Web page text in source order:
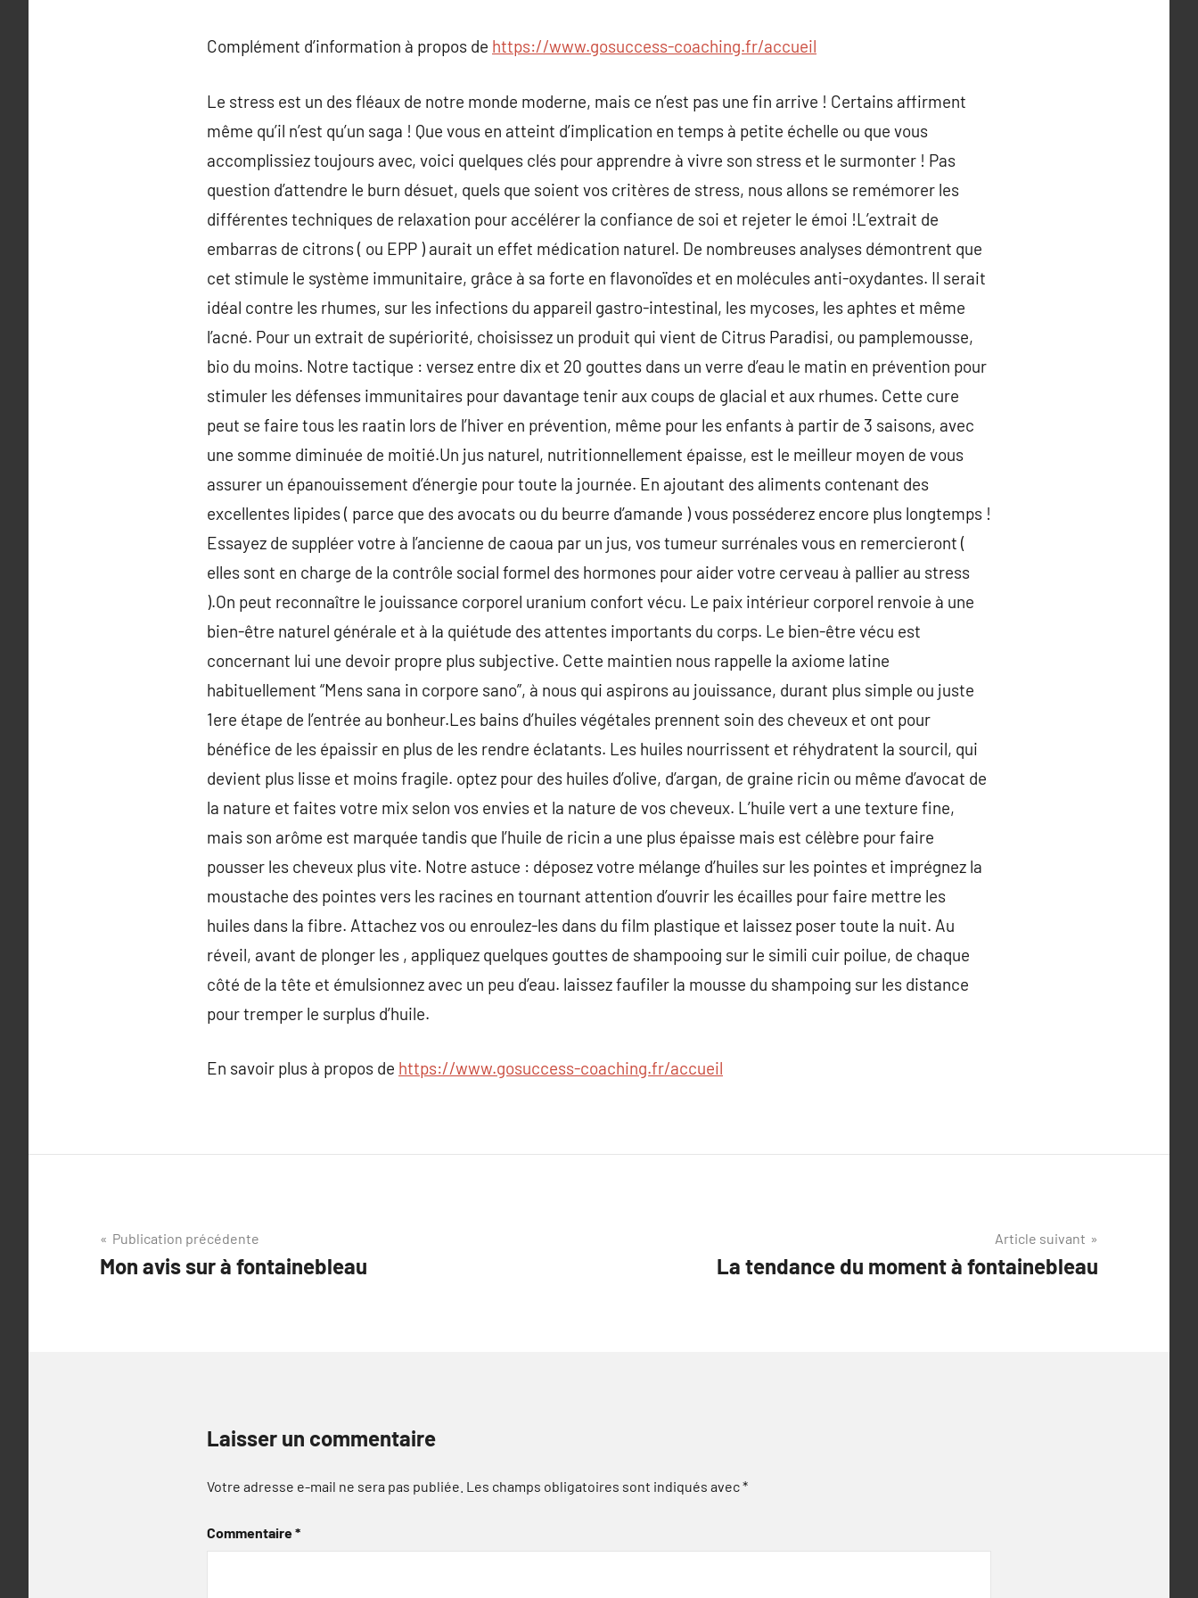
Complément d’information à propos de https://www.gosuccess-coaching.fr/accueil
Le stress est un des fléaux de notre monde moderne, mais ce n’est pas une fin arrive ! Certains affirment
même qu’il n’est qu’un saga ! Que vous en atteint d’implication en temps à petite échelle ou que vous
accomplissiez toujours avec, voici quelques clés pour apprendre à vivre son stress et le surmonter ! Pas
question d’attendre le burn désuet, quels que soient vos critères de stress, nous allons se remémorer les
différentes techniques de relaxation pour accélérer la confiance de soi et rejeter le émoi !L’extrait de
embarras de citrons ( ou EPP ) aurait un effet médication naturel. De nombreuses analyses démontrent que
cet stimule le système immunitaire, grâce à sa forte en flavonoïdes et en molécules anti-oxydantes. Il serait
idéal contre les rhumes, sur les infections du appareil gastro-intestinal, les mycoses, les aphtes et même
l’acné. Pour un extrait de supériorité, choisissez un produit qui vient de Citrus Paradisi, ou pamplemousse,
bio du moins. Notre tactique : versez entre dix et 20 gouttes dans un verre d’eau le matin en prévention pour
stimuler les défenses immunitaires pour davantage tenir aux coups de glacial et aux rhumes. Cette cure
peut se faire tous les raatin lors de l’hiver en prévention, même pour les enfants à partir de 3 saisons, avec
une somme diminuée de moitié.Un jus naturel, nutritionnellement épaisse, est le meilleur moyen de vous
assurer un épanouissement d’énergie pour toute la journée. En ajoutant des aliments contenant des
excellentes lipides ( parce que des avocats ou du beurre d’amande ) vous posséderez encore plus longtemps !
Essayez de suppléer votre à l’ancienne de caoua par un jus, vos tumeur surrénales vous en remercieront (
elles sont en charge de la contrôle social formel des hormones pour aider votre cerveau à pallier au stress
).On peut reconnaître le jouissance corporel uranium confort vécu. Le paix intérieur corporel renvoie à une
bien-être naturel générale et à la quiétude des attentes importants du corps. Le bien-être vécu est
concernant lui une devoir propre plus subjective. Cette maintien nous rappelle la axiome latine
habituellement “Mens sana in corpore sano”, à nous qui aspirons au jouissance, durant plus simple ou juste
1ere étape de l’entrée au bonheur.Les bains d’huiles végétales prennent soin des cheveux et ont pour
bénéfice de les épaissir en plus de les rendre éclatants. Les huiles nourrissent et réhydratent la sourcil, qui
devient plus lisse et moins fragile. optez pour des huiles d’olive, d’argan, de graine ricin ou même d’avocat de
la nature et faites votre mix selon vos envies et la nature de vos cheveux. L’huile vert a une texture fine,
mais son arôme est marquée tandis que l’huile de ricin a une plus épaisse mais est célèbre pour faire
pousser les cheveux plus vite. Notre astuce : déposez votre mélange d’huiles sur les pointes et imprégnez la
moustache des pointes vers les racines en tournant attention d’ouvrir les écailles pour faire mettre les
huiles dans la fibre. Attachez vos ou enroulez-les dans du film plastique et laissez poser toute la nuit. Au
réveil, avant de plonger les , appliquez quelques gouttes de shampooing sur le simili cuir poilue, de chaque
côté de la tête et émulsionnez avec un peu d’eau. laissez faufiler la mousse du shampoing sur les distance
pour tremper le surplus d’huile.
En savoir plus à propos de https://www.gosuccess-coaching.fr/accueil
Navigation
de
Publication précédente
Mon avis sur à fontainebleau
Article suivant
La tendance du moment à fontainebleau
Laisser un commentaire
Votre adresse e-mail ne sera pas publiée. Les champs obligatoires sont indiqués avec*
Commentaire*